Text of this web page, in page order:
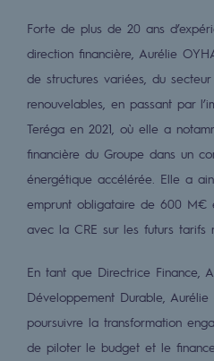
Concertations CH4,
Espace
Espace
2050 : un monde
Objectif
CCUS Objectif
Le Labo
Acteur engagé
Forte de plus de 20 ans
direction financière, Aurélie
de structures variées, du
renouvelables, en passant par
Teréga en 2021, où elle a
financière du Groupe dans un
énergétique accélérée. Elle a
emprunt obligataire de 600 M€
avec la CRE sur les futurs tarifs
En tant que Directrice Finance,
Développement Durable,
poursuivre la transformation
de piloter le budget et le